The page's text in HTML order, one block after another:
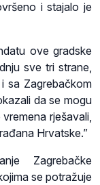
i stajalo je
ove gradske
sve tri strane,
sa Zagrebačkom
da se mogu
rješavali,
Hrvatske.”
Zagrebačke
se potražuje